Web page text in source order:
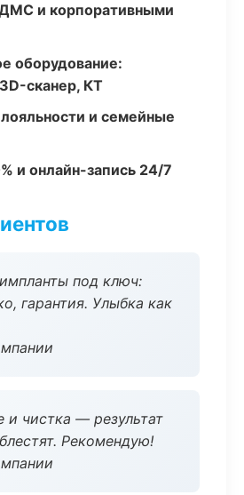
и корпоративными
оборудование:
сканер, КТ
и семейные
и онлайн-запись 24/7
под ключ:
гарантия. Улыбка как
и чистка — результат
Рекомендую!